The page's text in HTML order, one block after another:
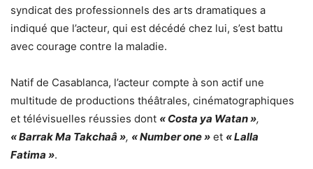
syndicat des professionnels des arts dramatiques a
indiqué que l’acteur, qui est décédé chez lui, s’est battu
avec courage contre la maladie.
Natif de Casablanca, l’acteur compte à son actif une
multitude de productions théâtrales, cinématographiques
et télévisuelles réussies dont « Costa ya Watan »,
« Barrak Ma Takchaâ », « Number one » et « Lalla
Fatima ».